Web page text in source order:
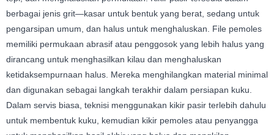
berbagai jenis grit—kasar untuk bentuk yang berat, sedang untuk
pengarsipan umum, dan halus untuk menghaluskan. File pemoles
memiliki permukaan abrasif atau penggosok yang lebih halus yang
dirancang untuk menghasilkan kilau dan menghaluskan
ketidaksempurnaan halus. Mereka menghilangkan material minimal
dan digunakan sebagai langkah terakhir dalam persiapan kuku.
Dalam servis biasa, teknisi menggunakan kikir pasir terlebih dahulu
untuk membentuk kuku, kemudian kikir pemoles atau penyangga